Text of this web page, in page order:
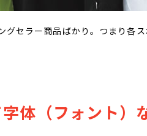
セラー商品ばかり。つまり各
体（フォント）